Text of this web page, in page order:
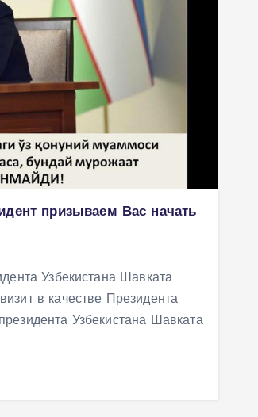
призываем Вас начать
Узбекистана Шавката
в качестве Президента
Узбекистана Шавката